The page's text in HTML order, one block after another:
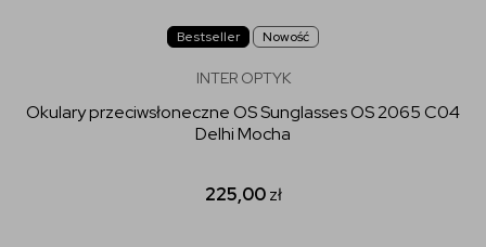
Bestseller Nowość
INTER OPTYK
Okulary przeciwsłoneczne OS Sunglasses OS 2065 C04
Delhi Mocha
225,00zł